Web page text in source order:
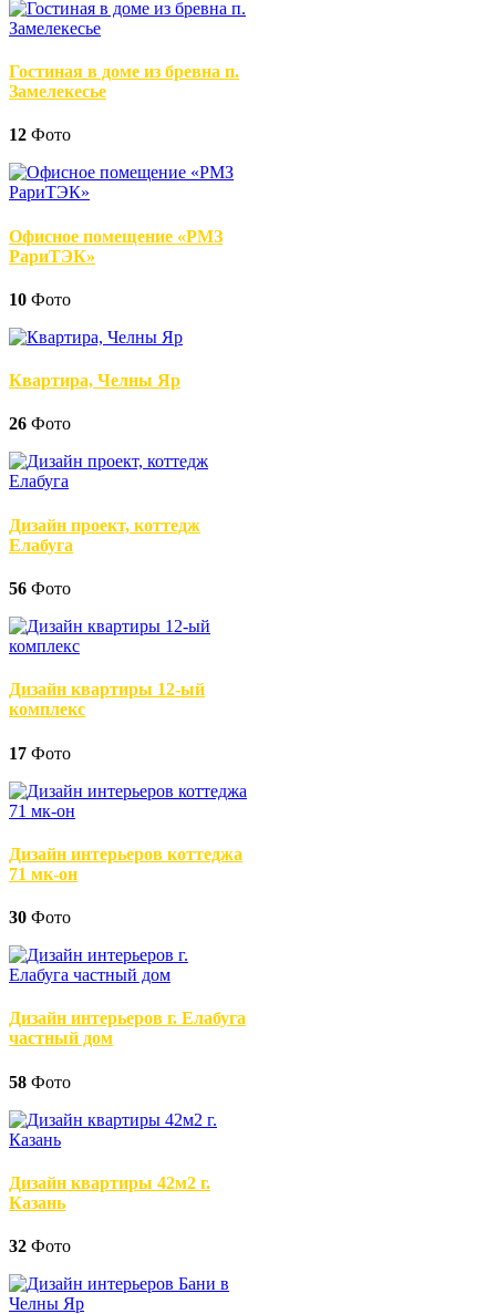
Гостиная в доме из бревна п.
Замелекесье
12 Фото
Офисное помещение «РМЗ
РариТЭК»
10 Фото
Квартира, Челны Яр
26 Фото
Дизайн проект, коттедж
Елабуга
56 Фото
Дизайн квартиры 12-ый
комплекс
17 Фото
Дизайн интерьеров коттеджа
71 мк-он
30 Фото
Дизайн интерьеров г. Елабуга
частный дом
58 Фото
Дизайн квартиры 42м2 г.
Казань
32 Фото